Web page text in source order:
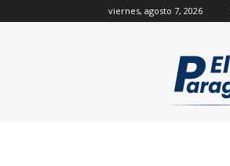
viernes, agosto 7, 2026